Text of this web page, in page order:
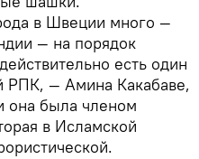
в Швеции много —
— на порядок
есть один
РПК, — Амина Какабаве,
она была членом
в Исламской